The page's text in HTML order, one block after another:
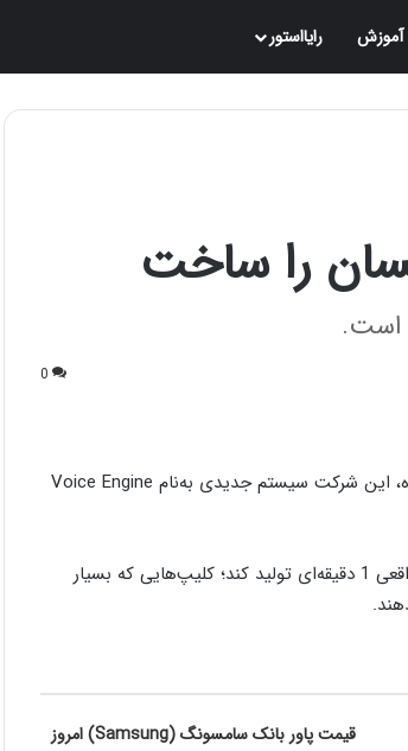
آموزش رایااستور
0
OpenAI شرکت مادر ChatGPT اثری دیگر خلق کرده است؛ براساس گزارش منتشرشده، این شرکت سیستم جدیدی به‌نام Voice Engine
پیش‌تر این شرکت اقدام به معرفی سیستم سورا (Sora) کرد که می‌تواند کلیپ‌های واقعی 1 دقیقه‌ای تولید کند؛ کلیپ‌هایی که بسیار
قیمت پاور بانک سامسونگ (Samsung) امروز